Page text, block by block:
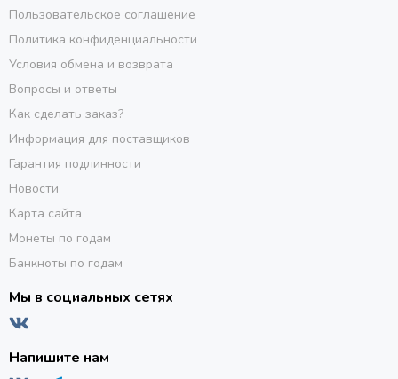
Пользовательское соглашение
Политика конфиденциальности
Условия обмена и возврата
Вопросы и ответы
Как сделать заказ?
Информация для поставщиков
Гарантия подлинности
Новости
Карта сайта
Монеты по годам
Банкноты по годам
Мы в социальных сетях
Напишите нам